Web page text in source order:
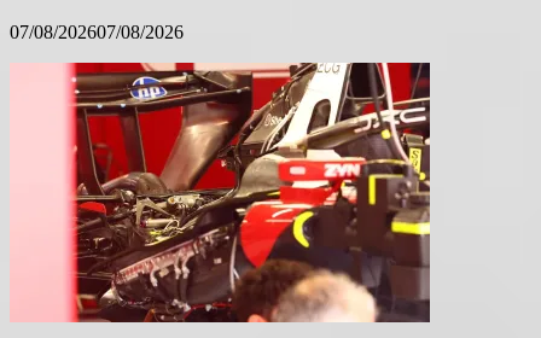
07/08/202607/08/2026